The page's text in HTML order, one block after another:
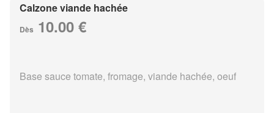
Calzone viande hachée
Dès 10.00 €
Base sauce tomate, fromage, viande hachée, oeuf